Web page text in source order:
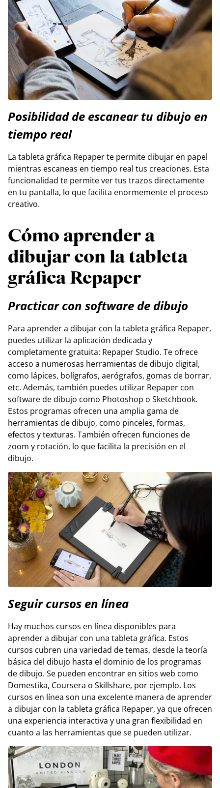
Posibilidad de escanear tu dibujo en
tiempo real
La tableta gráfica Repaper te permite dibujar en papel
mientras escaneas en tiempo real tus creaciones. Esta
funcionalidad te permite ver tus trazos directamente
en tu pantalla, lo que facilita enormemente el proceso
creativo.
Cómo aprender a
dibujar con la tableta
gráfica Repaper
Practicar con software de dibujo
Para aprender a dibujar con la tableta gráfica Repaper,
puedes utilizar la aplicación dedicada y
completamente gratuita: Repaper Studio. Te ofrece
acceso a numerosas herramientas de dibujo digital,
como lápices, bolígrafos, aerógrafos, gomas de borrar,
etc. Además, también puedes utilizar Repaper con
software de dibujo como Photoshop o Sketchbook.
Estos programas ofrecen una amplia gama de
herramientas de dibujo, como pinceles, formas,
efectos y texturas. También ofrecen funciones de
zoom y rotación, lo que facilita la precisión en el
dibujo.
Seguir cursos en línea
Hay muchos cursos en línea disponibles para
aprender a dibujar con una tableta gráfica. Estos
cursos cubren una variedad de temas, desde la teoría
básica del dibujo hasta el dominio de los programas
de dibujo. Se pueden encontrar en sitios web como
Domestika, Coursera o Skillshare, por ejemplo. Los
cursos en línea son una excelente manera de aprender
a dibujar con la tableta gráfica Repaper, ya que ofrecen
una experiencia interactiva y una gran flexibilidad en
cuanto a las herramientas que se pueden utilizar.